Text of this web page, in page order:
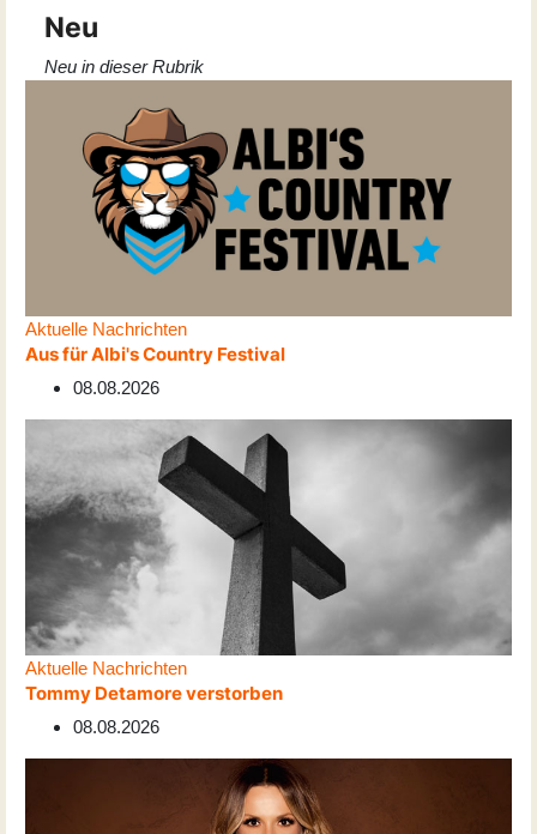
Neu
Neu in dieser Rubrik
Aktuelle Nachrichten
Aus für Albi's Country Festival
08.08.2026
Aktuelle Nachrichten
Tommy Detamore verstorben
08.08.2026